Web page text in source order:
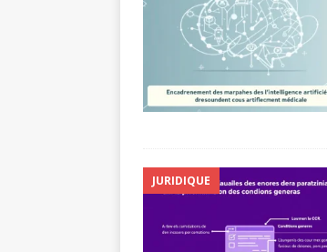
JURIDIQUE